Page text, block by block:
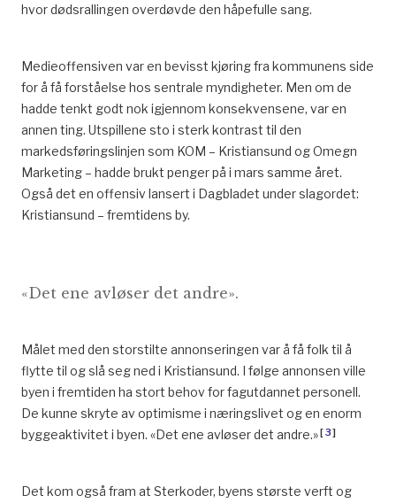
hvor dødsrallingen overdøvde den håpefulle sang.
Medieoffensiven var en bevisst kjøring fra kommunens side
for å få forståelse hos sentrale myndigheter. Men om de
hadde tenkt godt nok igjennom konsekvensene, var en
annen ting. Utspillene sto i sterk kontrast til den
markedsføringslinjen som KOM – Kristiansund og Omegn
Marketing – hadde brukt penger på i mars samme året.
Også det en offensiv lansert i Dagbladet under slagordet:
Kristiansund – fremtidens by.
«Det ene avløser det andre».
Målet med den storstilte annonseringen var å få folk til å
flytte til og slå seg ned i Kristiansund. I følge annonsen ville
byen i fremtiden ha stort behov for fagutdannet personell.
De kunne skryte av optimisme i næringslivet og en enorm
byggeaktivitet i byen. «Det ene avløser det andre.»[3]
Det kom også fram at Sterkoder, byens største verft og